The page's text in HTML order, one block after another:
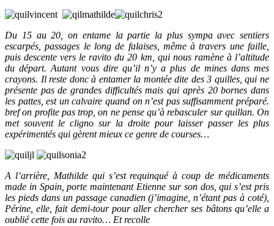
Du 15 au 20, on entame la partie la plus sympa avec sentiers
escarpés, passages le long de falaises, même à travers une faille,
puis descente vers le ravito du 20 km, qui nous ramène à l’altitude
du départ. Autant vous dire qu’il n’y a plus de mines dans mes
crayons. Il reste donc à entamer la montée dite des 3 quilles, qui ne
présente pas de grandes difficultés mais qui après 20 bornes dans
les pattes, est un calvaire quand on n’est pas suffisamment préparé.
bref on profite pas trop, on ne pense qu’à rebasculer sur quillan. On
met souvent le cligno sur la droite pour laisser passer les plus
expérimentés qui gèrent mieux ce genre de courses…
A l’arrière, Mathilde qui s’est requinqué à coup de médicaments
made in Spain, porte maintenant Etienne sur son dos, qui s’est pris
les pieds dans un passage canadien (j’imagine, n’étant pas à coté),
Périne, elle, fait demi-tour pour aller chercher ses bâtons qu’elle a
oublié cette fois au ravito… Et recolle